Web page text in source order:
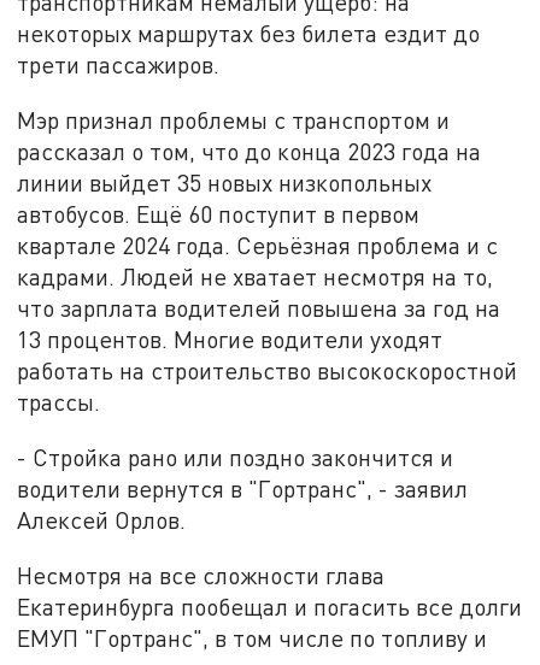
некоторых маршрутах без билета ездит до
трети пассажиров.
Мэр признал проблемы с транспортом и
рассказал о том, что до конца 2023 года на
линии выйдет 35 новых низкопольных
автобусов. Ещё 60 поступит в первом
квартале 2024 года. Серьёзная проблема и с
кадрами. Людей не хватает несмотря на то,
что зарплата водителей повышена за год на
13 процентов. Многие водители уходят
работать на строительство высокоскоростной
трассы.
- Стройка рано или поздно закончится и
водители вернутся в "Гортранс", - заявил
Алексей Орлов.
Несмотря на все сложности глава
Екатеринбурга пообещал и погасить все долги
ЕМУП "Гортранс", в том числе по топливу и